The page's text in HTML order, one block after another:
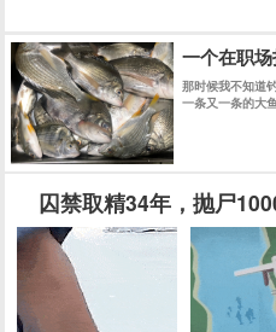
一个在职
那时候我不知道
一条又一条的大
囚禁取精34年，抛尸